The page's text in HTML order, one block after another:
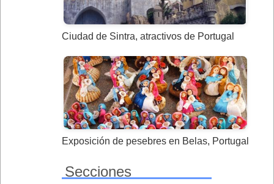
Ciudad de Sintra, atractivos de Portugal
Exposición de pesebres en Belas, Portugal
Secciones